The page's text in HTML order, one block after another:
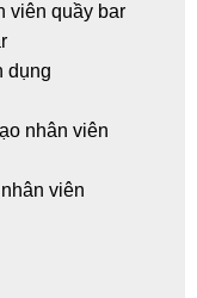
viên quầy bar
dụng
nhân viên
viên